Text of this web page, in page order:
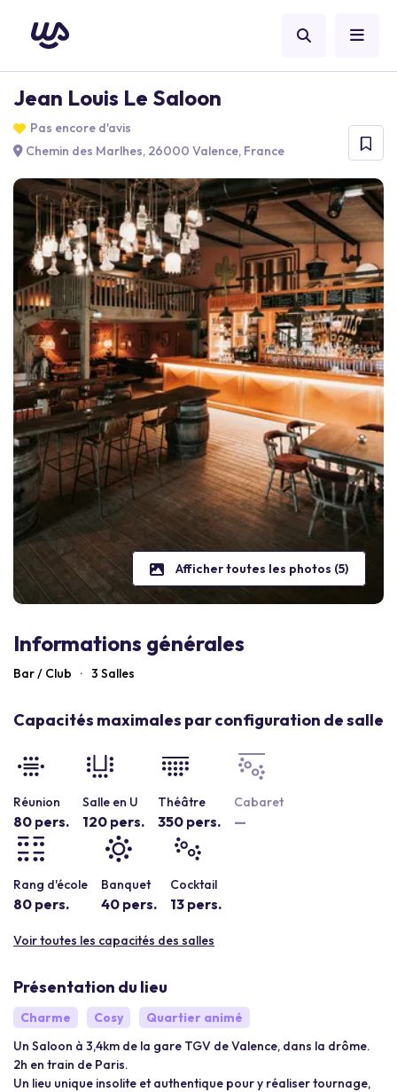
Jean Louis Le Saloon
Pas encore d'avis
Chemin des Marlhes, 26000 Valence, France
Afficher toutes les photos (5)
Informations générales
Bar / Club · 3 Salles
Capacités maximales par configuration de salle
Réunion
80 pers.
Salle en U
120 pers.
Théâtre
350 pers.
Cabaret
—
Rang d'école
80 pers.
Banquet
40 pers.
Cocktail
13 pers.
Voir toutes les capacités des salles
Présentation du lieu
Charme Cosy
Quartier animé
Un Saloon à 3,4km de la gare TGV de Valence, dans la drôme.
2h en train de Paris.
Un lieu unique insolite et authentique pour y réaliser tournage,